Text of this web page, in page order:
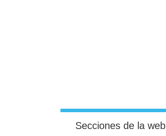
Secciones de la web